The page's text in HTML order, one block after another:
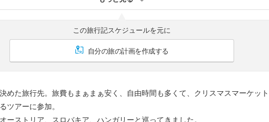
この旅行記スケジュールを元に
自分の旅の計画を作成する
めた旅行先。旅費もまぁまぁ安く、自由時間も多くて、クリスマスマーケット
ツアーに参加。
ーストリア、スロバキア、ハンガリーと巡ってきました。